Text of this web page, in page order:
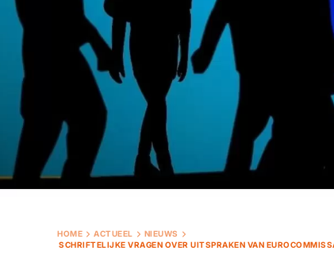
HOME ACTUEEL
NIEUWS
SCHRIFTELIJKE VRAGEN OVER UITSPRAKEN VAN